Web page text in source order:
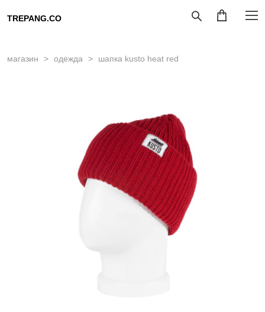
TREPANG.CO
магазин > одежда > шапка kusto heat red